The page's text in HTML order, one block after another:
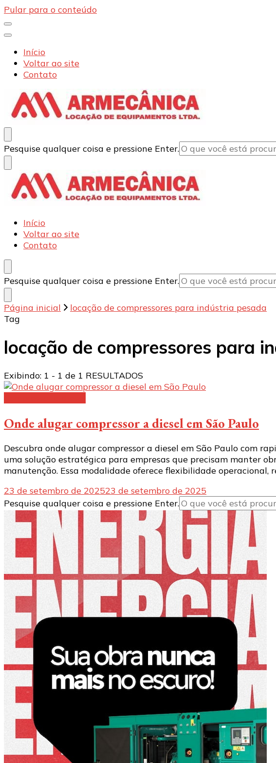
Pular para o conteúdo
Início
Voltar ao site
Contato
Armecânica
Blog
Procurando
algo?
Pesquise qualquer coisa e pressione Enter.
Armecânica
Blog
Início
Voltar ao site
Contato
Procurando
algo?
Pesquise qualquer coisa e pressione Enter.
Página inicial
locação de compressores para indústria pesada
Tag
locação de compressores para
Exibindo: 1 - 1 de 1 RESULTADOS
Onde alugar compressor a diesel em São Paulo
Descubra onde alugar compressor a diesel em São Paulo com
uma solução estratégica para empresas que precisam manter
manutenção. Essa modalidade oferece flexibilidade operacional,
23 de setembro de 202523 de setembro de 2025
Procurando
algo?
Pesquise qualquer coisa e pressione Enter.